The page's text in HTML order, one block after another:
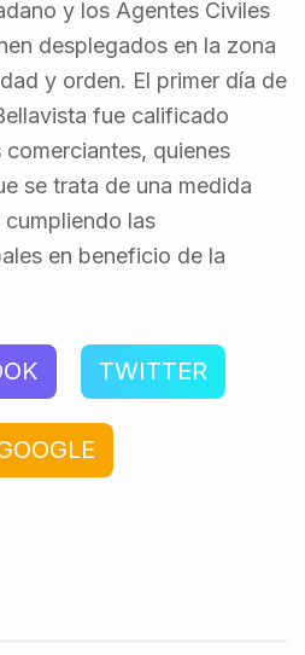
y los Agentes Civiles
desplegados en la zona
y orden. El primer día de
fue calificado
quienes
se trata de una medida
las
en beneficio de la
TWITTER